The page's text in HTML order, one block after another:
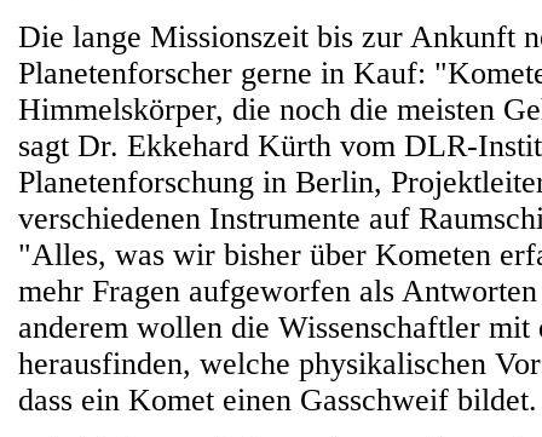
Die lange Missionszeit bis zur Ankunft
Planetenforscher gerne in Kauf:
Himmelskörper, die noch die meisten
sagt Dr. Ekkehard Kürth vom DLR-
Planetenforschung in Berlin,
verschiedenen Instrumente auf
"Alles, was wir bisher über Kometen
mehr Fragen aufgeworfen als
anderem wollen die Wissenschaftler
herausfinden, welche physikalischen
dass ein Komet einen Gasschweif